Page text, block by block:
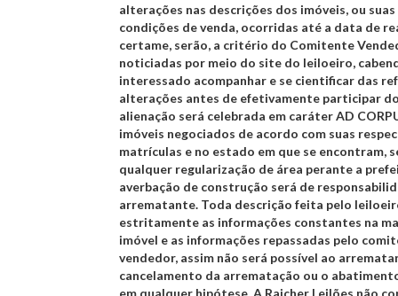
alterações nas descrições dos imóveis, ou
condições de venda, ocorridas até a data de
certame, serão, a critério do Comitente
noticiadas por meio do site do leiloeiro,
interessado acompanhar e se cientificar das
alterações antes de efetivamente participar
alienação será celebrada em caráterAD
imóveis negociados de acordo com suas
matrículas e no estado em que se encontram,
qualquer regularização de área perante a
averbação de construção será de
arrematante. Toda descrição feita pelo
estritamente as informações constantes na
imóvel e as informações repassadas pelo
vendedor, assim não será possível ao
cancelamento da arrematação ou o
em qualquer hipótese. A Raicher Leilões não